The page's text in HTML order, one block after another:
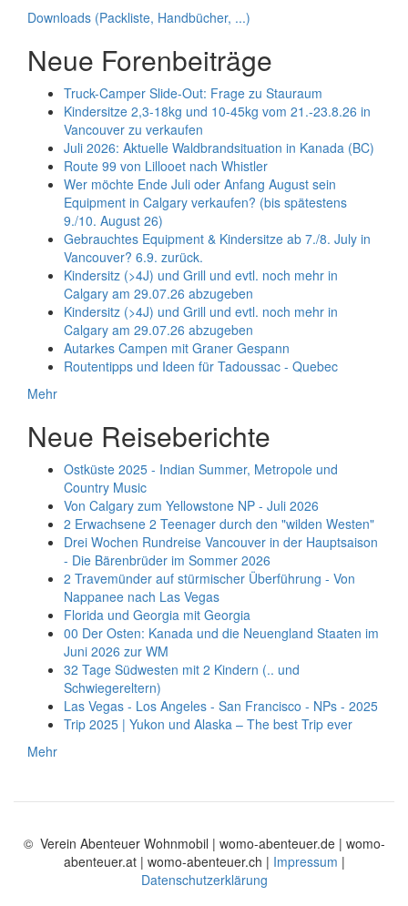
Downloads (Packliste, Handbücher, ...)
Neue Forenbeiträge
Truck-Camper Slide-Out: Frage zu Stauraum
Kindersitze 2,3-18kg und 10-45kg vom 21.-23.8.26 in
Vancouver zu verkaufen
Juli 2026: Aktuelle Waldbrandsituation in Kanada (BC)
Route 99 von Lillooet nach Whistler
Wer möchte Ende Juli oder Anfang August sein
Equipment in Calgary verkaufen? (bis spätestens
9./10. August 26)
Gebrauchtes Equipment & Kindersitze ab 7./8. July in
Vancouver? 6.9. zurück.
Kindersitz (>4J) und Grill und evtl. noch mehr in
Calgary am 29.07.26 abzugeben
Kindersitz (>4J) und Grill und evtl. noch mehr in
Calgary am 29.07.26 abzugeben
Autarkes Campen mit Graner Gespann
Routentipps und Ideen für Tadoussac - Quebec
Mehr
Neue Reiseberichte
Ostküste 2025 - Indian Summer, Metropole und
Country Music
Von Calgary zum Yellowstone NP - Juli 2026
2 Erwachsene 2 Teenager durch den "wilden Westen"
Drei Wochen Rundreise Vancouver in der Hauptsaison
- Die Bärenbrüder im Sommer 2026
2 Travemünder auf stürmischer Überführung - Von
Nappanee nach Las Vegas
Florida und Georgia mit Georgia
00 Der Osten: Kanada und die Neuengland Staaten im
Juni 2026 zur WM
32 Tage Südwesten mit 2 Kindern (.. und
Schwiegereltern)
Las Vegas - Los Angeles - San Francisco - NPs - 2025
Trip 2025 | Yukon und Alaska – The best Trip ever
Mehr
© Verein Abenteuer Wohnmobil | womo-abenteuer.de | womo-
abenteuer.at | womo-abenteuer.ch | Impressum |
Datenschutzerklärung